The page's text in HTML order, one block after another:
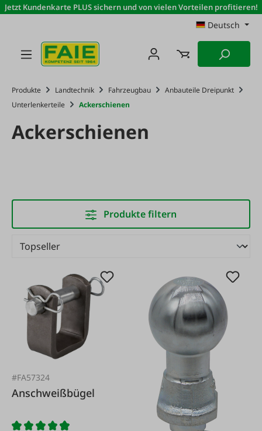
Zum Hauptinhalt springen
Jetzt Kundenkarte PLUS sichern und von vielen Vorteilen profitieren!
Deutsch
Produkte Landtechnik Fahrzeugbau
Anbauteile Dreipunkt
Unterlenkerteile
Ackerschienen
Ackerschienen
Produkte filtern
#FA57324
Anschweißbügel